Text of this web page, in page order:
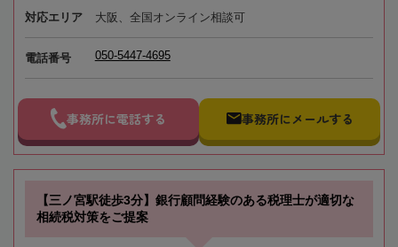
対応エリア 大阪、全国オンライン相談可
電話番号 050-5447-4695
事務所に電話する 事務所にメールする
【三ノ宮駅徒歩3分】銀行顧問経験のある税理士が適切な
相続税対策をご提案